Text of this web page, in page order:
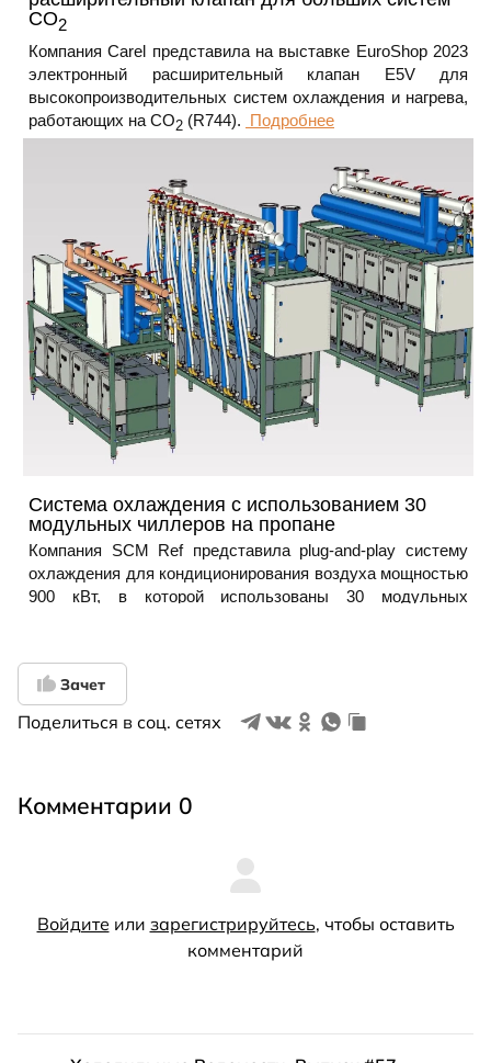
Зачет
Поделиться в соц. сетях
Комментарии 0
Войдите или зарегистрируйтесь, чтобы оставить
комментарий